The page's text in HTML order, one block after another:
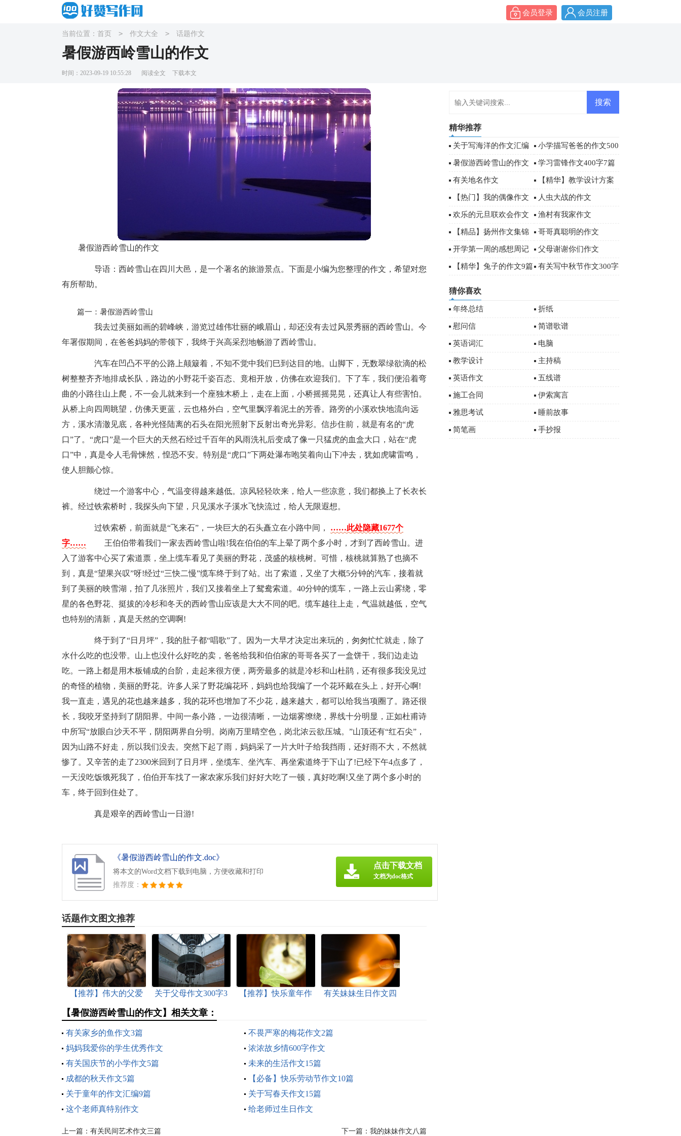
会员登录 会员注册
当前位置： 首页 > 作文大全 > 话题作文
暑假游西岭雪山的作文
时间：2023-09-19 10:55:28 阅读全文 下载本文
暑假游西岭雪山的作文
导语：西岭雪山在四川大邑，是一个著名的旅游景点。下面是小编为您整理的作文，希望对您
有所帮助。
篇一：暑假游西岭雪山
我去过美丽如画的碧峰峡，游览过雄伟壮丽的峨眉山，却还没有去过风景秀丽的西岭雪山。今
年署假期间，在爸爸妈妈的带领下，我终于兴高采烈地畅游了西岭雪山。
汽车在凹凸不平的公路上颠簸着，不知不觉中我们巳到达目的地。山脚下，无数翠绿欲滴的松
树整整齐齐地排成长队，路边的小野花千姿百态、竟相开放，仿佛在欢迎我们。下了车，我们便沿着弯
曲的小路往山上爬，不一会儿就来到一个座独木桥上，走在上面，小桥摇摇晃晃，还真让人有些害怕。
从桥上向四周眺望，仿佛天更蓝，云也格外白，空气里飘浮着泥土的芳香。路旁的小溪欢快地流向远
方，溪水清澈见底，各种光怪陆离的石头在阳光照射下反射出奇光异彩。信步住前，就是有名的“虎
口”了。“虎口”是一个巨大的天然石经过千百年的风雨洗礼后变成了像一只猛虎的血盒大口，站在“虎
口”中，真是令人毛骨悚然，惶恐不安。特别是“虎口”下两处瀑布咆笑着向山下冲去，犹如虎啸雷鸣，
使人胆颤心惊。
绕过一个游客中心，气温变得越来越低。凉风轻轻吹来，给人一些凉意，我们都换上了长衣长
裤。经过铁索桥时，我探头向下望，只见溪水子溪水飞快流过，给人无限遐想。
过铁索桥，前面就是“飞来石”，一块巨大的石头矗立在小路中间， ……此处隐藏1677个
字…… 王伯伯带着我们一家去西岭雪山啦!我在伯伯的车上晕了两个多小时，才到了西岭雪山。进
入了游客中心买了索道票，坐上缆车看见了美丽的野花，茂盛的核桃树。可惜，核桃就算熟了也摘不
到，真是“望果兴叹”呀!经过“三快二慢”缆车终于到了站。出了索道，又坐了大概5分钟的汽车，接着就
到了美丽的映雪湖，拍了几张照片，我们又接着坐上了鸳鸯索道。40分钟的缆车，一路上云山雾绕，零
星的各色野花、挺拔的冷杉和冬天的西岭雪山应该是大大不同的吧。缆车越往上走，气温就越低，空气
也特别的清新，真是天然的空调啊!
终于到了“日月坪”，我的肚子都“唱歌”了。因为一大早才决定出来玩的，匆匆忙忙就走，除了
水什么吃的也没带。山上也没什么好吃的卖，爸爸给我和伯伯家的哥哥各买了一盒饼干，我们边走边
吃。一路上都是用木板铺成的台阶，走起来很方便，两旁最多的就是冷杉和山杜鹃，还有很多我没见过
的奇怪的植物，美丽的野花。许多人采了野花编花环，妈妈也给我编了一个花环戴在头上，好开心啊!
我一直走，遇见的花也越来越多，我的花环也增加了不少花，越来越大，都可以给我当项圈了。路还很
长，我咬牙坚持到了阴阳界。中间一条小路，一边很清晰，一边烟雾缭绕，界线十分明显，正如杜甫诗
中所写“放眼白沙天不平，阴阳两界自分明。岗南万里晴空色，岗北浓云欲压城。”山顶还有“红石尖”，
因为山路不好走，所以我们没去。突然下起了雨，妈妈采了一片大叶子给我挡雨，还好雨不大，不然就
惨了。又辛苦的走了2300米回到了日月坪，坐缆车、坐汽车、再坐索道终于下山了!已经下午4点多了，
一天没吃饭饿死我了，伯伯开车找了一家农家乐我们好好大吃了一顿，真好吃啊!又坐了两个多小时的
车，终于回到住处了。
真是艰辛的西岭雪山一日游!
《暑假游西岭雪山的作文.doc》
将本文的Word文档下载到电脑，方便收藏和打印
推荐度：
点击下载文档
文档为doc格式
话题作文图文推荐
【推荐】伟大的父爱
关于父母作文300字3
【推荐】快乐童年作
有关妹妹生日作文四
【暑假游西岭雪山的作文】相关文章：
有关家乡的鱼作文3篇
不畏严寒的梅花作文2篇
妈妈我爱你的学生优秀作文
浓浓故乡情600字作文
有关国庆节的小学作文5篇
未来的生活作文15篇
成都的秋天作文5篇
【必备】快乐劳动节作文10篇
关于童年的作文汇编9篇
关于写春天作文15篇
这个老师真特别作文
给老师过生日作文
上一篇： 有关民间艺术作文三篇 下一篇： 我的妹妹作文八篇
精华推荐
关于写海洋的作文汇编
八篇
小学描写爸爸的作文500
字四篇
暑假游西岭雪山的作文 学习雷锋作文400字7篇
有关地名作文 【精华】教学设计方案
模板汇总七篇
【热门】我的偶像作文
500字4篇
人虫大战的作文
欢乐的元旦联欢会作文
500字
渔村有我家作文
【精品】扬州作文集锦
八篇
哥哥真聪明的作文
开学第一周的感想周记
600字
父母谢谢你们作文
【精华】兔子的作文9篇 有关写中秋节作文300字
猜你喜欢
年终总结 折纸
慰问信 简谱歌谱
英语词汇 电脑
教学设计 主持稿
英语作文 五线谱
施工合同 伊索寓言
雅思考试 睡前故事
简笔画 手抄报